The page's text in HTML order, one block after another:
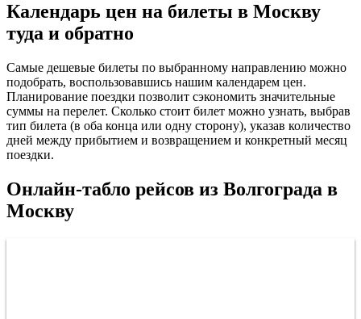
Календарь цен на билеты в Москву
туда и обратно
Самые дешевые билеты по выбранному направлению можно
подобрать, воспользовавшись нашим календарем цен.
Планирование поездки позволит сэкономить значительные
суммы на перелет. Сколько стоит билет можно узнать, выбрав
тип билета (в оба конца или одну сторону), указав количество
дней между прибытием и возвращением и конкретный месяц
поездки.
Онлайн-табло рейсов из Волгограда в
Москву